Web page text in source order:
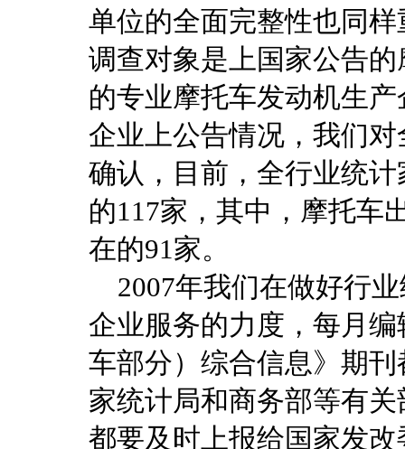
单位的全面完整性也同
调查对象是上国家公告
的专业摩托车发动机生
企业上公告情况，我们
确认，目前，全行业统
的117家，其中，摩托车
在的91家。
2007年我们在做好行
企业服务的力度，每月
车部分）综合信息》期
家统计局和商务部等有
都要及时上报给国家发